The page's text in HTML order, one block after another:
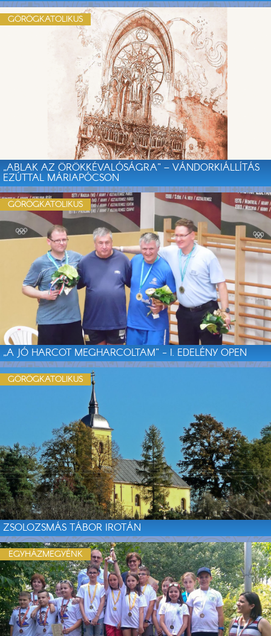
„ABLAK AZ ÖRÖKKÉVALÓSÁGRA” – VÁNDORKIÁLLÍTÁS
EZÚTTAL MÁRIAPÓCSON
GÖRÖGKATOLIKUS
„A JÓ HARCOT MEGHARCOLTAM” - I. EDELÉNY OPEN
GÖRÖGKATOLIKUS
ZSOLOZSMÁS TÁBOR IROTÁN
GÖRÖGKATOLIKUS
EGYHÁZMEGYÉNK